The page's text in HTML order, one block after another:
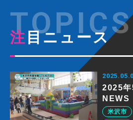
注目ニュース
2025年
NEWS
米沢市